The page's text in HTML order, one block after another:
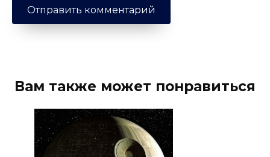
Вам также может понравиться